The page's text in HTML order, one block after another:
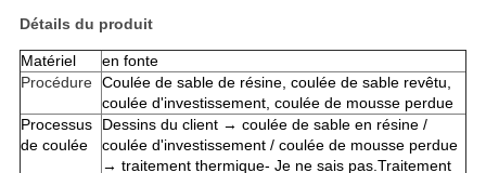
Détails du produit
Matériel
en fonte
Procédure Coulée de sable de résine, coulée de sable revêtu,
coulée d'investissement, coulée de mousse perdue
Processus
de coulée
Dessins du client → coulée de sable en résine /
coulée d'investissement / coulée de mousse perdue
→ traitement thermique- Je ne sais pas.Traitement